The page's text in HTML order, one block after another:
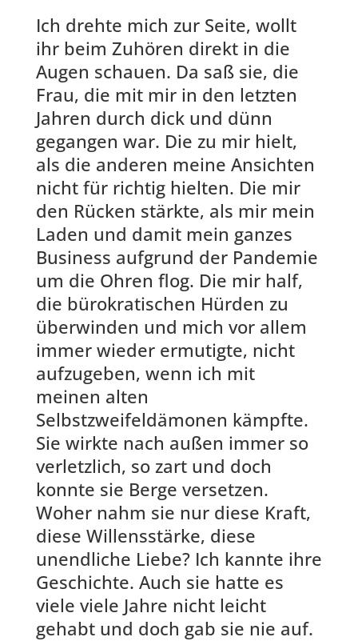
Ich drehte mich zur Seite, wollt
ihr beim Zuhören direkt in die
Augen schauen. Da saß sie, die
Frau, die mit mir in den letzten
Jahren durch dick und dünn
gegangen war. Die zu mir hielt,
als die anderen meine Ansichten
nicht für richtig hielten. Die mir
den Rücken stärkte, als mir mein
Laden und damit mein ganzes
Business aufgrund der Pandemie
um die Ohren flog. Die mir half,
die bürokratischen Hürden zu
überwinden und mich vor allem
immer wieder ermutigte, nicht
aufzugeben, wenn ich mit
meinen alten
Selbstzweifeldämonen kämpfte.
Sie wirkte nach außen immer so
verletzlich, so zart und doch
konnte sie Berge versetzen.
Woher nahm sie nur diese Kraft,
diese Willensstärke, diese
unendliche Liebe? Ich kannte ihre
Geschichte. Auch sie hatte es
viele viele Jahre nicht leicht
gehabt und doch gab sie nie auf.